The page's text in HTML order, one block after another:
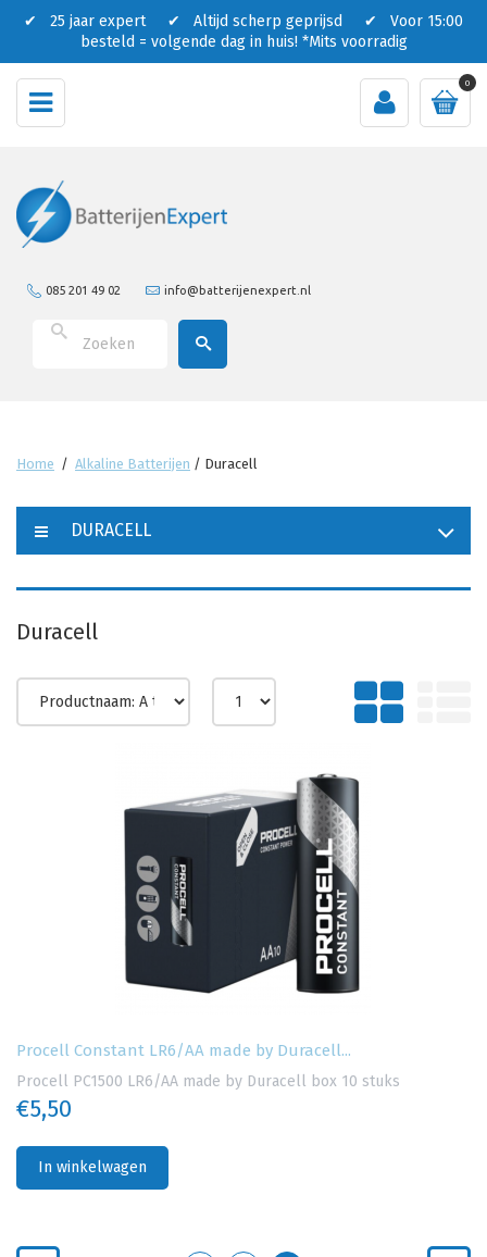
✔ 25 jaar expert ✔ Altijd scherp geprijsd ✔ Voor 15:00
besteld = volgende dag in huis! *Mits voorradig
0
085 201 49 02 info@batterijenexpert.nl
Home / Alkaline Batterijen / Duracell
DURACELL
Duracell
Procell Constant LR6/AA made by Duracell...
Procell PC1500 LR6/AA made by Duracell box 10 stuks
€5,50
In winkelwagen